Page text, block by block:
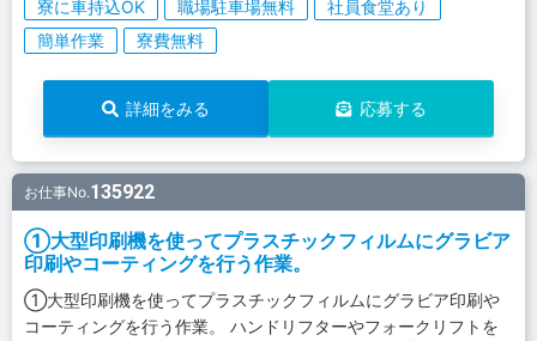
寮に車持込OK
職場駐車場無料
社員食堂あり
簡単作業
寮費無料
詳細をみる 応募する
お仕事No.135922
①大型印刷機を使ってプラスチックフィルムにグラビア
印刷やコーティングを行う作業。
①大型印刷機を使ってプラスチックフィルムにグラビア印刷や
コーティングを行う作業。 ハンドリフターやフォークリフトを